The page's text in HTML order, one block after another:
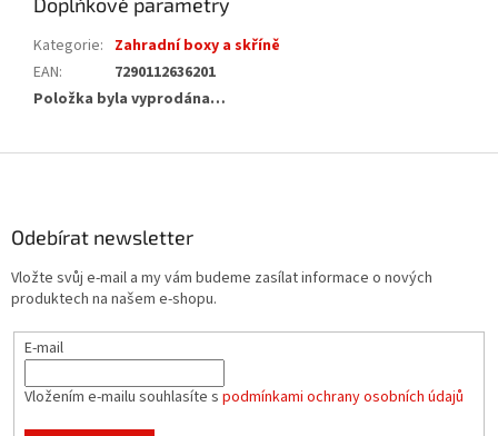
Kategorie: Zahradní boxy a skříně
EAN:
7290112636201
Položka byla vyprodána…
Odebírat newsletter
Vložte svůj e-mail a my vám budeme zasílat informace o nových
produktech na našem e-shopu.
E-mail
Vložením e-mailu souhlasíte s podmínkami ochrany osobních údajů